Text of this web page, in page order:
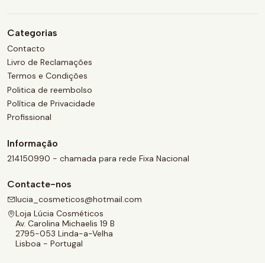
Categorias
Contacto
Livro de Reclamações
Termos e Condições
Politica de reembolso
Política de Privacidade
Profissional
Informação
214150990 - chamada para rede Fixa Nacional
Contacte-nos
lucia_cosmeticos@hotmail.com
Loja Lúcia Cosméticos
Av. Carolina Michaelis 19 B
2795-053 Linda-a-Velha
Lisboa - Portugal